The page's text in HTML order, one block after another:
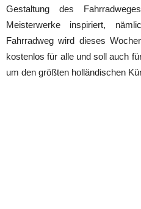
Gestaltung des
Meisterwerke inspiriert,
Fahrradweg wird dieses
kostenlos für alle und soll auch
um den größten holländischen